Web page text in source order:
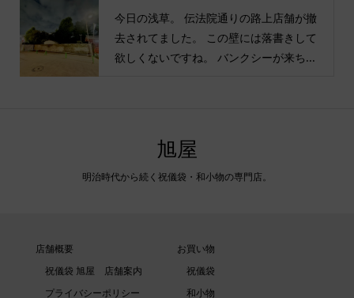
今日の浅草。 伝法院通りの路上店舗が撤
去されてました。 この壁には落書きして
欲しくないですね。 バンクシーが来ち...
旭屋
明治時代から続く祝儀袋・和小物の専門店。
店舗概要
祝儀袋 旭屋 店舗案内
プライバシーポリシー
お買い物
祝儀袋
和小物